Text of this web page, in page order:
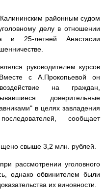
районным судом
делу в отношении
и 25-летней Анастасии
руководителем курсов
с А.Прокопьевой он
на граждан,
доверительные
в целях завладения
сообщает
свыше 3,2 млн. рублей.
рассмотрении уголовного
однако обвинителем были
их виновности.